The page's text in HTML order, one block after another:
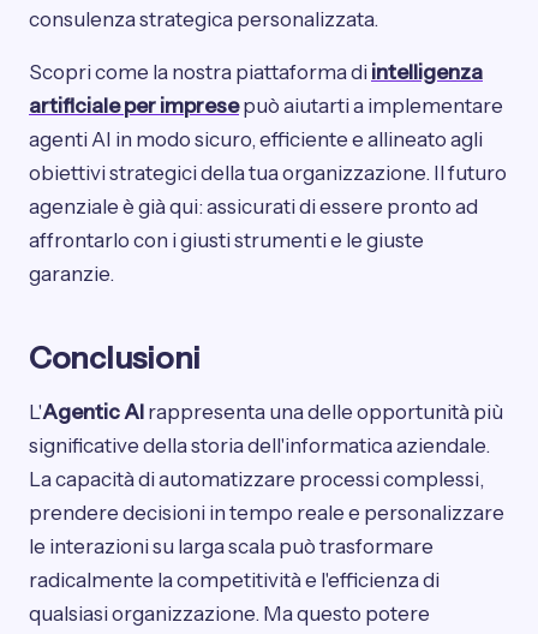
consulenza strategica personalizzata.
Scopri come la nostra piattaforma di intelligenza
artificiale per impresepuò aiutarti a implementare
agenti AI in modo sicuro, efficiente e allineato agli
obiettivi strategici della tua organizzazione. Il futuro
agenziale è già qui: assicurati di essere pronto ad
affrontarlo con i giusti strumenti e le giuste
garanzie.
Conclusioni
L'Agentic AI rappresenta una delle opportunità più
significative della storia dell'informatica aziendale.
La capacità di automatizzare processi complessi,
prendere decisioni in tempo reale e personalizzare
le interazioni su larga scala può trasformare
radicalmente la competitività e l'efficienza di
qualsiasi organizzazione. Ma questo potere